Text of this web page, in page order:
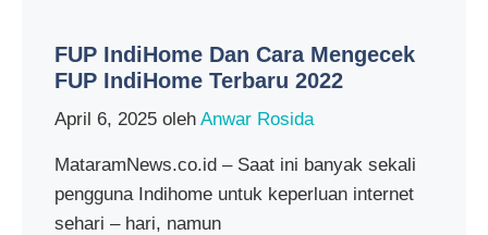
FUP IndiHome Dan Cara Mengecek
FUP IndiHome Terbaru 2022
April 6, 2025 oleh Anwar Rosida
MataramNews.co.id – Saat ini banyak sekali
pengguna Indihome untuk keperluan internet
sehari – hari, namun